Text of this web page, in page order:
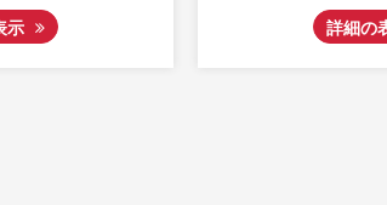
詳細の表示